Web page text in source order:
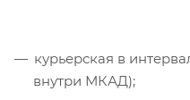
курьерская в
внутри МКАД);